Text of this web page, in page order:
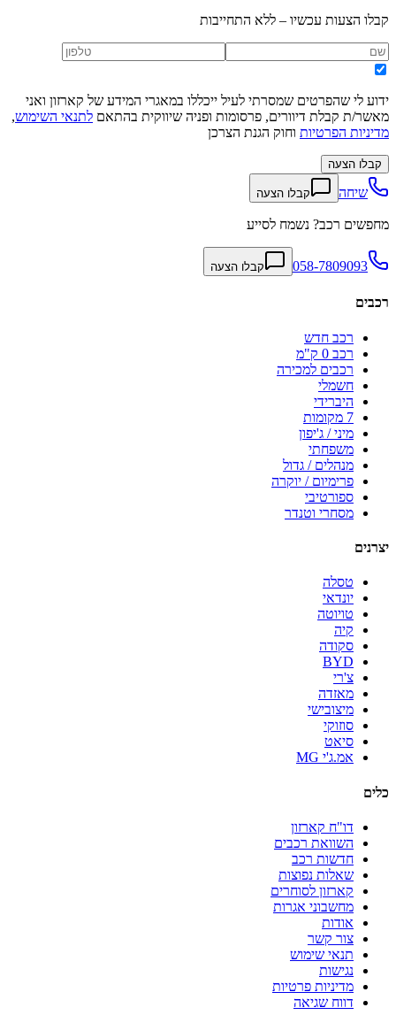
קבלו הצעות עכשיו – ללא התחייבות
ידוע לי שהפרטים שמסרתי לעיל ייכללו במאגרי המידע של קארזון ואני
מאשר/ת קבלת דיוורים, פרסומות ופניה שיווקית בהתאם לתנאי השימוש,
מדיניות הפרטיות וחוק הגנת הצרכן
קבלו הצעה
שיחה קבלו הצעה
מחפשים רכב? נשמח לסייע
058-7809093 קבלו הצעה
רכבים
רכב חדש
רכב 0 ק"מ
רכבים למכירה
חשמלי
היברידי
7 מקומות
מיני / ג'יפון
משפחתי
מנהלים / גדול
פרימיום / יוקרה
ספורטיבי
מסחרי וטנדר
יצרנים
טסלה
יונדאי
טויוטה
קיה
סקודה
BYD
צ'רי
מאזדה
מיצובישי
סוזוקי
סיאט
אמ.ג'י MG
כלים
דו"ח קארזון
השוואת רכבים
חדשות רכב
שאלות נפוצות
קארזון לסוחרים
מחשבוני אגרות
אודות
צור קשר
תנאי שימוש
נגישות
מדיניות פרטיות
דווח שגיאה